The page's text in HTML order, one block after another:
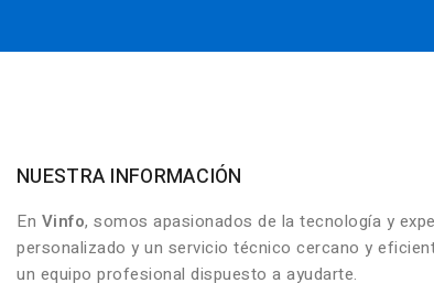
NUESTRA INFORMACIÓN
En Vinfo, somos apasionados de la tecnología y
personalizado y un servicio técnico cercano y
un equipo profesional dispuesto a ayudarte.